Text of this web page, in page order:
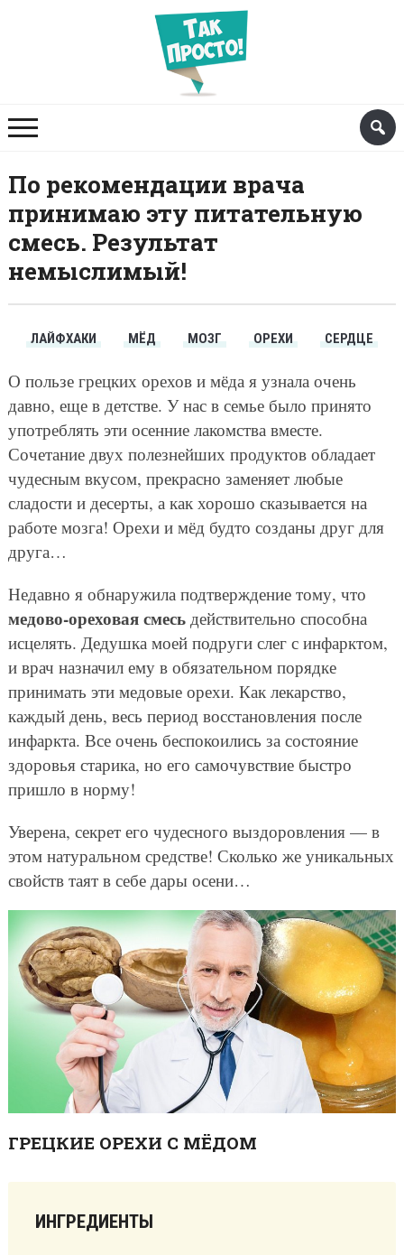
По рекомендации врача
принимаю эту питательную
смесь. Результат
немыслимый!
ЛАЙФХАКИ МЁД МОЗГ ОРЕХИ СЕРДЦЕ
О пользе грецких орехов и мёда я узнала очень
давно, еще в детстве. У нас в семье было принято
употреблять эти осенние лакомства вместе.
Сочетание двух полезнейших продуктов обладает
чудесным вкусом, прекрасно заменяет любые
сладости и десерты, а как хорошо сказывается на
работе мозга! Орехи и мёд будто созданы друг для
друга…
Недавно я обнаружила подтверждение тому, что
медово-ореховая смесьдействительно способна
исцелять. Дедушка моей подруги слег с инфарктом,
и врач назначил ему в обязательном порядке
принимать эти медовые орехи. Как лекарство,
каждый день, весь период восстановления после
инфаркта. Все очень беспокоились за состояние
здоровья старика, но его самочувствие быстро
пришло в норму!
Уверена, секрет его чудесного выздоровления — в
этом натуральном средстве! Сколько же уникальных
свойств таят в себе дары осени…
ГРЕЦКИЕ ОРЕХИ С МЁДОМ
ИНГРЕДИЕНТЫ